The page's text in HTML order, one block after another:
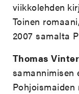
viikkolehden
Toinen
2007 samalta
Thomas
samannimisen